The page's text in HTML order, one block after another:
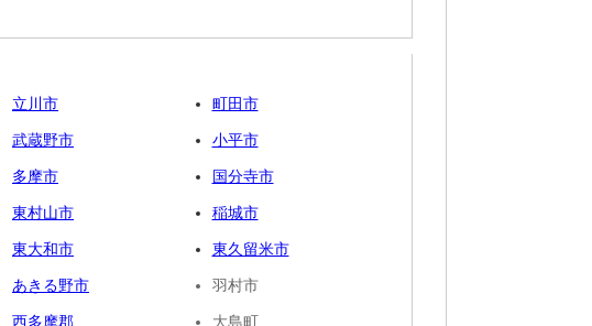
立川市 町田市
武蔵野市 小平市
多摩市 国分寺市
東村山市 稲城市
東大和市 東久留米市
あきる野市 羽村市
西多摩郡 大島町